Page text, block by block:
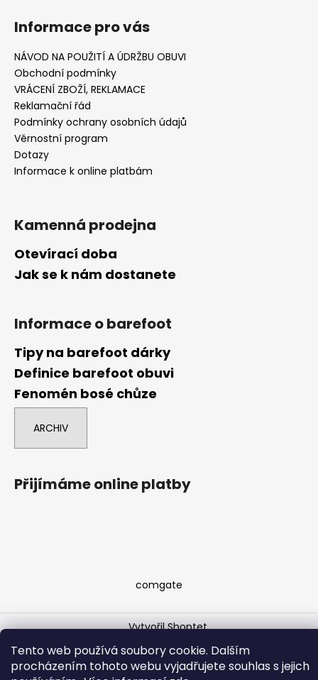
Tento web používá soubory cookie. Dalším
procházením tohoto webu vyjadřujete souhlas s jejich
Informace pro vás
NÁVOD NA POUŽITÍ A ÚDRŽBU OBUVI
Obchodní podmínky
VRÁCENÍ ZBOŽÍ, REKLAMACE
Reklamační řád
Podmínky ochrany osobních údajů
Věrnostní program
Dotazy
Informace k online platbám
Kamenná prodejna
Otevírací doba
Jak se k nám dostanete
Informace o barefoot
Tipy na barefoot dárky
Definice barefoot obuvi
Fenomén bosé chůze
ARCHIV
Přijímáme online platby
comgate
Vytvořil Shoptet
Copyright 2026 Barefoot Brno. Všechna práva
vyhrazena.Upravit nastavení cookies